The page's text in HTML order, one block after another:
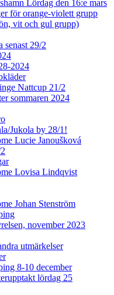
Lördag den 16:e mars
för orange-violett grupp
vit och gul grupp)
29/2
2024
Nattcup 21/2
sommaren 2024
Jukola by 28/1!
Lucie Janoušková
Lovisa Lindqvist
Johan Stenström
november 2023
utmärkelser
8-10 december
lördag 25